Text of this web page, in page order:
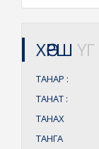
ХӨРШ ҮГ
ТАНАР :
ТАНАТ :
ТАНАХ
ТАНГА